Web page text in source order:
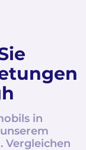
in
Vergleichen